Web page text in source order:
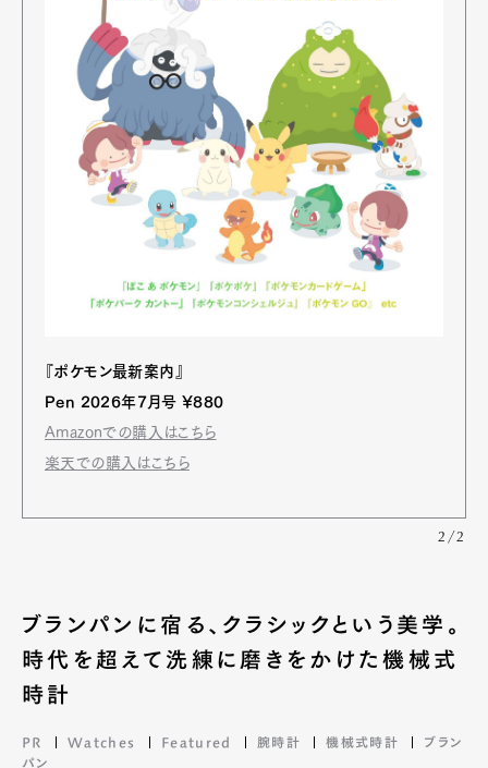
『ポケモン最新案内』
Pen 2026年7月号 ¥880
Amazonでの購入はこちら
楽天での購入はこちら
2/2
ブランパンに宿る、クラシックという美学。
時代を超えて洗練に磨きをかけた機械式
時計
PR Watches Featured 腕時計 機械式時計
ブラン
パン